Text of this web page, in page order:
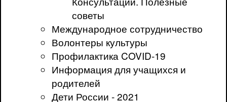
советы
Международное сотрудничество
Волонтеры культуры
Профилактика COVID-19
Информация для учащихся и
родителей
Дети России - 2021